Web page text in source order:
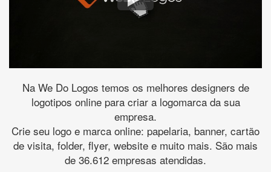
Na We Do Logos temos os melhores designers de
logotipos online para criar a logomarca da sua
empresa.
Crie seu logo e marca online: papelaria, banner, cartão
de visita, folder, flyer, website e muito mais. São mais
de 36.612 empresas atendidas.